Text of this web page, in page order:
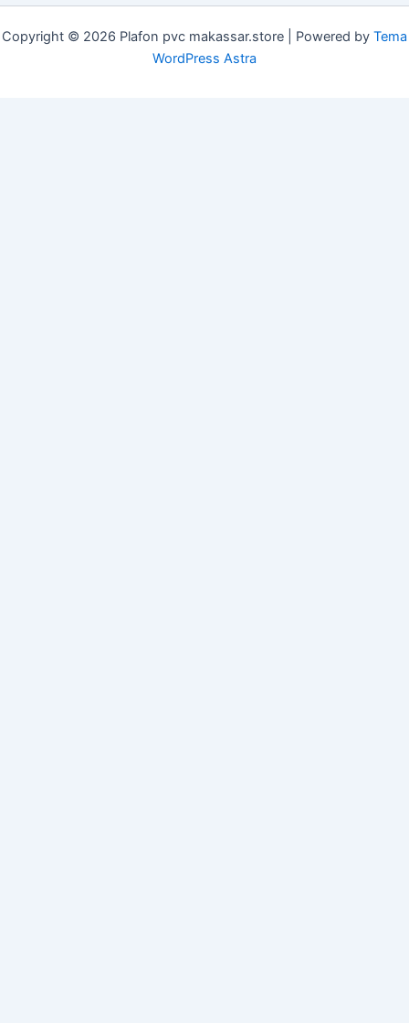
Copyright © 2026 Plafon pvc makassar.store | Powered by Tema
WordPress Astra